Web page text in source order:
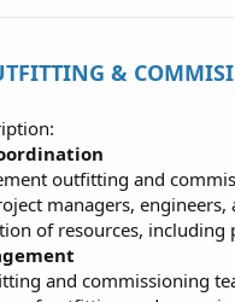
&
outfitting and
managers,
of resources,
and commissioning